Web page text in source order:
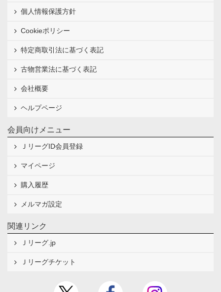
個人情報保護方針
Cookieポリシー
特定商取引法に基づく表記
古物営業法に基づく表記
会社概要
ヘルプページ
会員向けメニュー
ＪリーグID会員登録
マイページ
購入履歴
メルマガ設定
関連リンク
Ｊリーグ.jp
Ｊリーグチケット